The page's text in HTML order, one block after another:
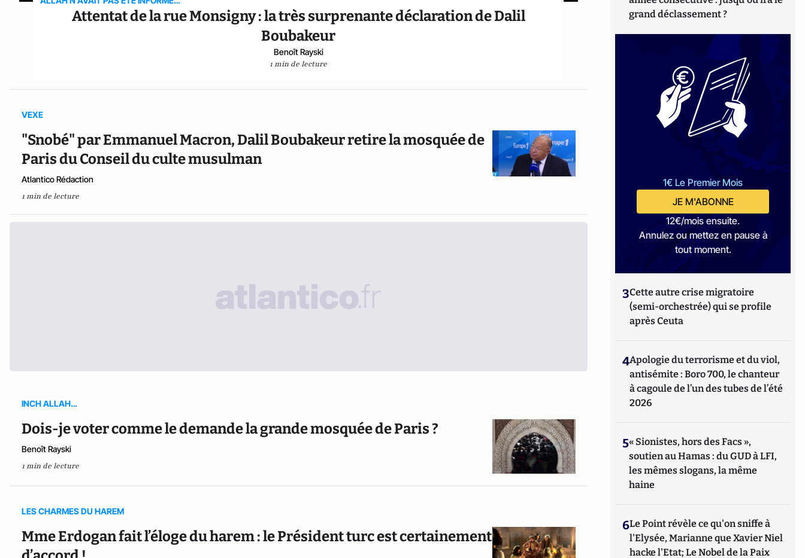
Attentat de la rue Monsigny : la très surprenante déclaration de Dalil
Boubakeur
Benoît Rayski
1 min de lecture
VEXE
"Snobé" par Emmanuel Macron, Dalil Boubakeur retire la mosquée de
Paris du Conseil du culte musulman
Atlantico Rédaction
1 min de lecture
INCH ALLAH…
Dois-je voter comme le demande la grande mosquée de Paris ?
Benoît Rayski
1 min de lecture
LES CHARMES DU HAREM
Mme Erdogan fait l’éloge du harem : le Président turc est certainement
grand déclassement ?
1€ Le Premier Mois
JE M'ABONNE
12€/mois ensuite.
Annulez ou mettez en pause à
tout moment.
3Cette autre crise migratoire
(semi-orchestrée) qui se profile
après Ceuta
4Apologie du terrorisme et du viol,
antisémite : Boro 700, le chanteur
à cagoule de l’un des tubes de l’été
2026
5« Sionistes, hors des Facs »,
soutien au Hamas : du GUD à LFI,
les mêmes slogans, la même
haine
6Le Point révèle ce qu'on sniffe à
l'Elysée, Marianne que Xavier Niel
hacke l'Etat; Le Nobel de la Paix